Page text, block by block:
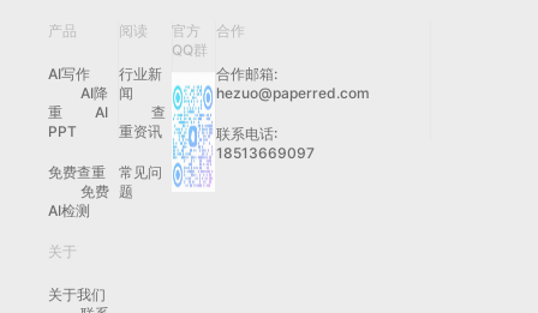
产品
AI写作
AI降
重
AI
PPT
免费查重
免费
AI检测
关于
关于我们
阅读
行业新
闻
查
重资讯
常见问
题
官方
QQ群
合作
合作邮箱:
hezuo@paperred.com
联系电话:
18513669097